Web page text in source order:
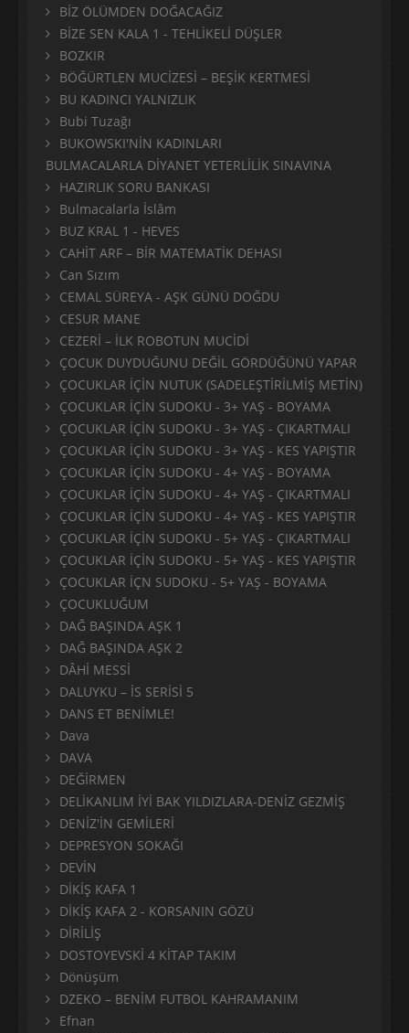
BİZ ÖLÜMDEN DOĞACAĞIZ
BİZE SEN KALA 1 - TEHLİKELİ DÜŞLER
BOZKIR
BÖĞÜRTLEN MUCİZESİ – BEŞİK KERTMESİ
BU KADINCI YALNIZLIK
Bubi Tuzağı
BUKOWSKI'NİN KADINLARI
BULMACALARLA DİYANET YETERLİLİK SINAVINA
HAZIRLIK SORU BANKASI
Bulmacalarla İslâm
BUZ KRAL 1 - HEVES
CAHİT ARF – BİR MATEMATİK DEHASI
Can Sızım
CEMAL SÜREYA - AŞK GÜNÜ DOĞDU
CESUR MANE
CEZERİ – İLK ROBOTUN MUCİDİ
ÇOCUK DUYDUĞUNU DEĞİL GÖRDÜĞÜNÜ YAPAR
ÇOCUKLAR İÇİN NUTUK (SADELEŞTİRİLMİŞ METİN)
ÇOCUKLAR İÇİN SUDOKU - 3+ YAŞ - BOYAMA
ÇOCUKLAR İÇİN SUDOKU - 3+ YAŞ - ÇIKARTMALI
ÇOCUKLAR İÇİN SUDOKU - 3+ YAŞ - KES YAPIŞTIR
ÇOCUKLAR İÇİN SUDOKU - 4+ YAŞ - BOYAMA
ÇOCUKLAR İÇİN SUDOKU - 4+ YAŞ - ÇIKARTMALI
ÇOCUKLAR İÇİN SUDOKU - 4+ YAŞ - KES YAPIŞTIR
ÇOCUKLAR İÇİN SUDOKU - 5+ YAŞ - ÇIKARTMALI
ÇOCUKLAR İÇİN SUDOKU - 5+ YAŞ - KES YAPIŞTIR
ÇOCUKLAR İÇN SUDOKU - 5+ YAŞ - BOYAMA
ÇOCUKLUĞUM
DAĞ BAŞINDA AŞK 1
DAĞ BAŞINDA AŞK 2
DÂHİ MESSİ
DALUYKU – İS SERİSİ 5
DANS ET BENİMLE!
Dava
DAVA
DEĞİRMEN
DELİKANLIM İYİ BAK YILDIZLARA-DENİZ GEZMİŞ
DENİZ'İN GEMİLERİ
DEPRESYON SOKAĞI
DEVİN
DİKİŞ KAFA 1
DİKİŞ KAFA 2 - KORSANIN GÖZÜ
DİRİLİŞ
DOSTOYEVSKİ 4 KİTAP TAKIM
Dönüşüm
DZEKO – BENİM FUTBOL KAHRAMANIM
Efnan